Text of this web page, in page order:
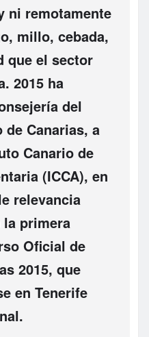
ni remotamente
millo, cebada,
que el sector
2015 ha
del
Canarias, a
Canario de
(ICCA), en
relevancia
primera
Oficial de
2015, que
en Tenerife